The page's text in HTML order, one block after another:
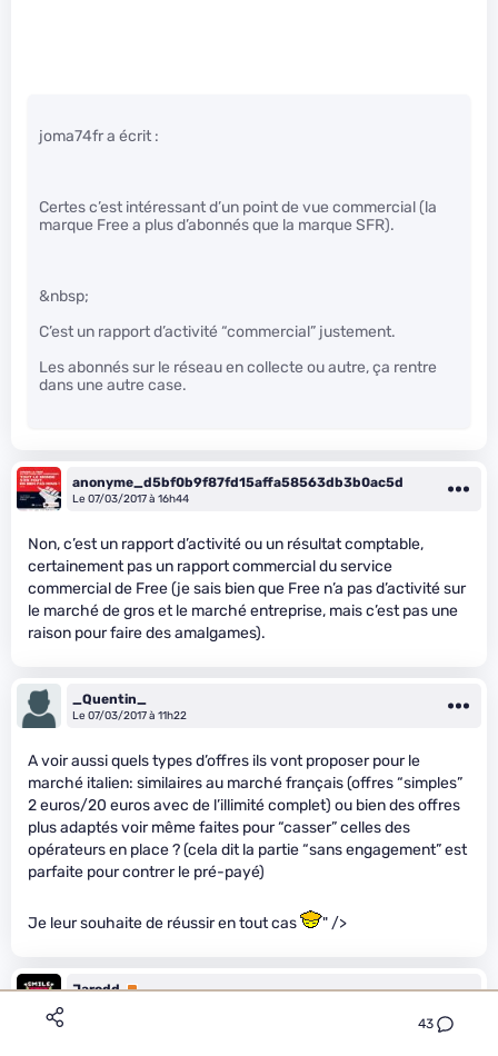
43
joma74fr a écrit :
Certes c’est intéressant d’un point de vue commercial (la
marque Free a plus d’abonnés que la marque SFR).
&nbsp;
C’est un rapport d’activité “commercial” justement.
Les abonnés sur le réseau en collecte ou autre, ça rentre
dans une autre case.
anonyme_d5bf0b9f87fd15affa58563db3b0ac5d
Le 07/03/2017 à 16h44
Non, c’est un rapport d’activité ou un résultat comptable,
certainement pas un rapport commercial du service
commercial de Free (je sais bien que Free n’a pas d’activité sur
le marché de gros et le marché entreprise, mais c’est pas une
raison pour faire des amalgames).
_Quentin_
Le 07/03/2017 à 11h22
A voir aussi quels types d’offres ils vont proposer pour le
marché italien: similaires au marché français (offres “simples”
2 euros/20 euros avec de l’illimité complet) ou bien des offres
plus adaptés voir même faites pour “casser” celles des
opérateurs en place ? (cela dit la partie “sans engagement” est
parfaite pour contrer le pré-payé)
Je leur souhaite de réussir en tout cas " />
Jarodd Premium